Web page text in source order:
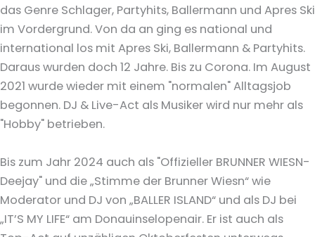
das Genre Schlager, Partyhits, Ballermann und Apres Ski
im Vordergrund. Von da an ging es national und
international los mit Apres Ski, Ballermann & Partyhits.
Daraus wurden doch 12 Jahre. Bis zu Corona. Im August
2021 wurde wieder mit einem "normalen" Alltagsjob
begonnen. DJ & Live-Act als Musiker wird nur mehr als
"Hobby" betrieben.
Bis zum Jahr 2024 auch als "Offizieller BRUNNER WIESN-
Deejay" und die „Stimme der Brunner Wiesn“ wie
Moderator und DJ von „BALLER ISLAND“ und als DJ bei
„IT’S MY LIFE“ am Donauinselopenair. Er ist auch als